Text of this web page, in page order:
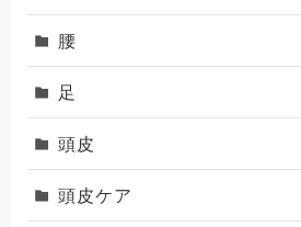
腰
足
頭皮
頭皮ケア